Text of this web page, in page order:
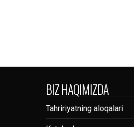
BIZ HAQIMIZDA
Tahririyatning aloqalari